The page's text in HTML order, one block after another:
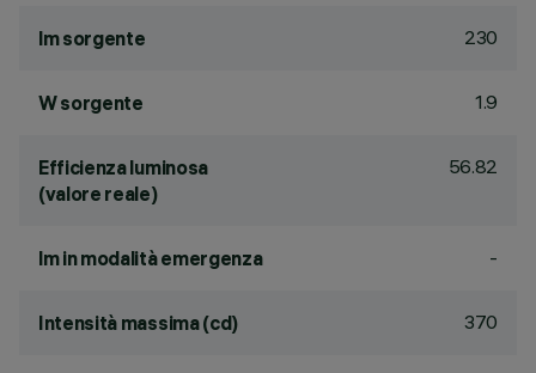
lm sorgente 230
W sorgente 1.9
Efficienza luminosa
(valore reale)
56.82
lm in modalità emergenza -
Intensità massima (cd) 370